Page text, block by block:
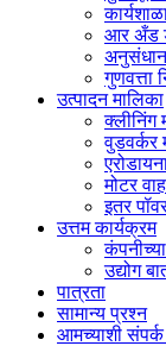
आर अँड
गुणवत्ता
उत्पादन मालिका
क्लीनिंग
वुडवर्कर
मोटर
इतर
उत्तम कार्यक्रम
उद्योग
पात्रता
सामान्य प्रश्न
आमच्याशी संपर्क